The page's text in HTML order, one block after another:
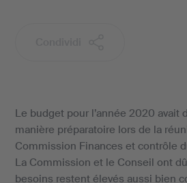
Le budget pour l’année 2020 avait
manière préparatoire lors de la
Commission Finances et contrôle
La Commission et le Conseil ont
besoins restent élevés aussi bien